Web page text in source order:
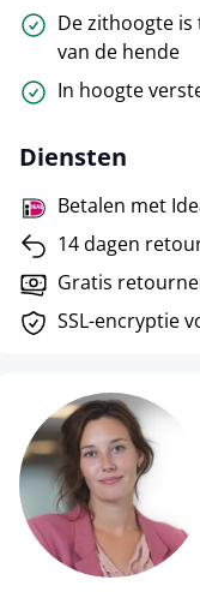
De zithoogte
van de hende
In hoogte
Diensten
Betalen met
14 dagen
Gratis
SSL-encryptie